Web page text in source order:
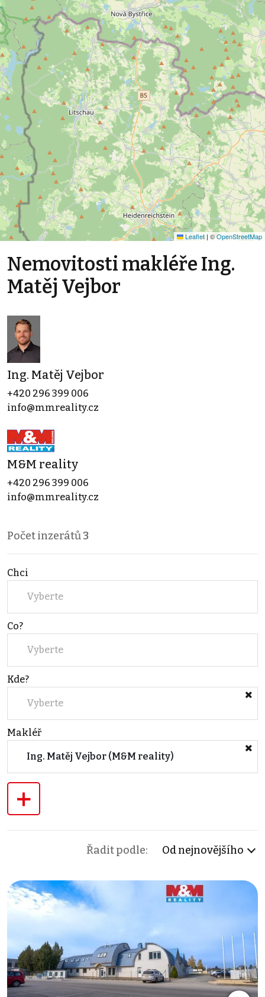
Leaflet | ©OpenStreetMap
Nemovitosti makléře Ing.
Matěj Vejbor
Ing. Matěj Vejbor
+420 296 399 006
info@mmreality.cz
M&M reality
+420 296 399 006
info@mmreality.cz
Počet inzerátů3
Chci
Vyberte
Co?
Vyberte
Kde?
Vyberte
Makléř
Ing. Matěj Vejbor (M&M reality)
+
Řadit podle: Od nejnovějšího